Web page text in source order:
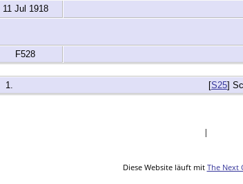
11 Jul 1918
F528
[S25]
|
Diese Website läuft mit The Next